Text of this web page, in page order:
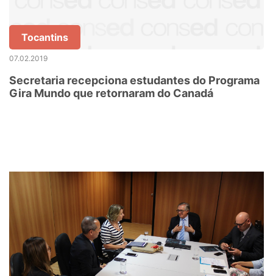
Tocantins
07.02.2019
Secretaria recepciona estudantes do Programa
Gira Mundo que retornaram do Canadá